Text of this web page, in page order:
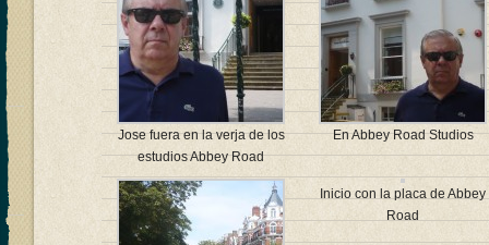
Jose fuera en la verja de los
estudios Abbey Road
En Abbey Road Studios
Inicio con la placa de Abbey
Road